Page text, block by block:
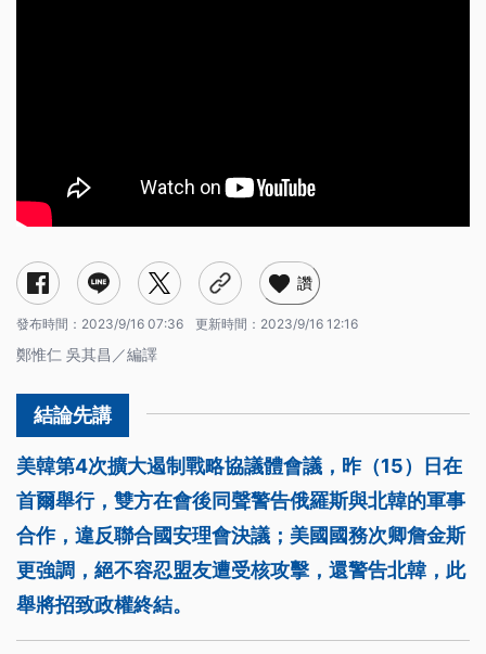
讚
發布時間： 2023/9/16 07:36 更新時間： 2023/9/16 12:16
鄭惟仁 吳其昌／編譯
美韓第4次擴大遏制戰略協議體會議，昨（15）日在
首爾舉行，雙方在會後同聲警告俄羅斯與北韓的軍事
合作，違反聯合國安理會決議；美國國務次卿詹金斯
更強調，絕不容忍盟友遭受核攻擊，還警告北韓，此
舉將招致政權終結。